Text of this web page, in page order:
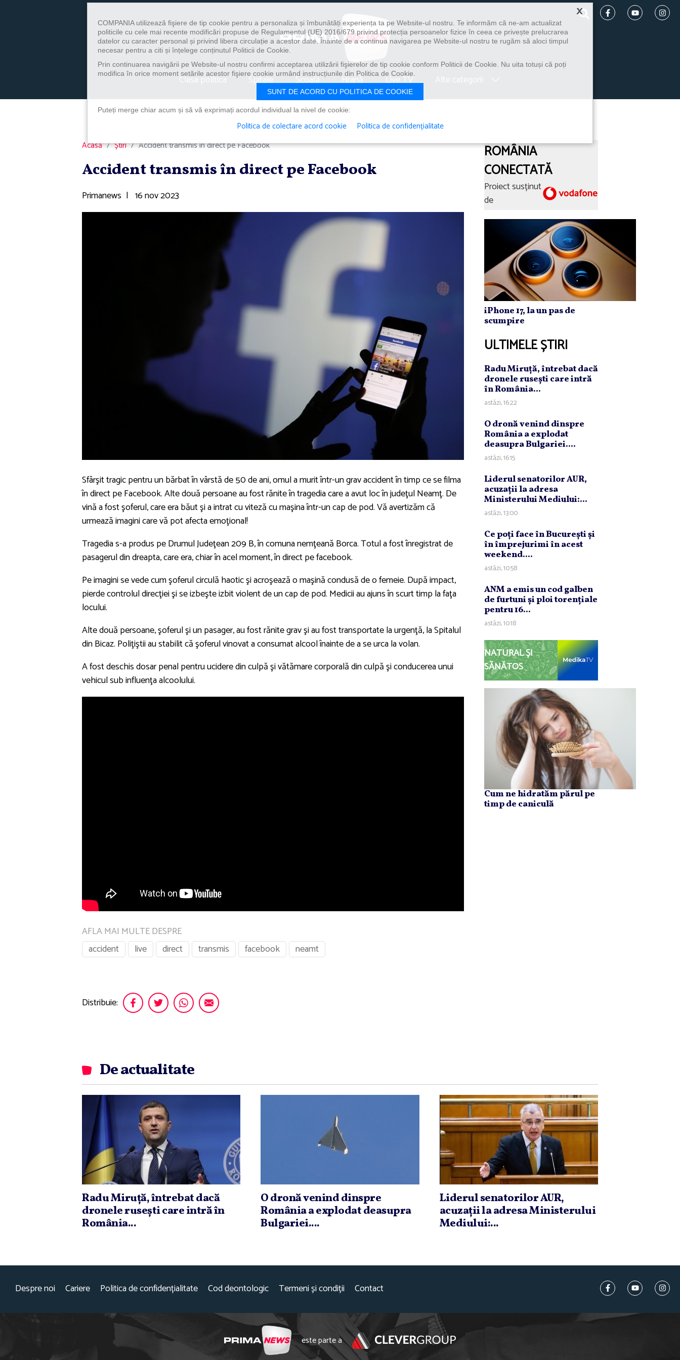
Clasa politica Spitale Școală Hrană Live TV
Acasă Știri Accident transmis în direct pe Facebook
Accident transmis în direct pe Facebook
Primanews | 16 nov 2023
Sfârşit tragic pentru un bărbat în vârstă de 50 de ani, omul a murit într-un grav accident în timp ce se filma
în direct pe Facebook. Alte două persoane au fost rănite în tragedia care a avut loc în judeţul Neamţ. De
vină a fost şoferul, care era băut şi a intrat cu viteză cu maşina într-un cap de pod. Vă avertizăm că
urmează imagini care vă pot afecta emoţional!
Tragedia s-a produs pe Drumul Judeţean 209 B, în comuna nemţeană Borca. Totul a fost înregistrat de
pasagerul din dreapta, care era, chiar în acel moment, în direct pe facebook.
Pe imagini se vede cum şoferul circulă haotic şi acroşează o maşină condusă de o femeie. După impact,
pierde controlul direcţiei şi se izbeşte izbit violent de un cap de pod. Medicii au ajuns în scurt timp la faţa
locului.
Alte două persoane, şoferul şi un pasager, au fost rănite grav şi au fost transportate la urgenţă, la Spitalul
din Bicaz. Poliţiştii au stabilit că şoferul vinovat a consumat alcool înainte de a se urca la volan.
A fost deschis dosar penal pentru ucidere din culpă şi vătămare corporală din culpă şi conducerea unui
vehicul sub influenţa alcoolului.
AFLA MAI MULTE DESPRE
accident
live direct transmis facebook neamt
Distribuie:
ROMÂNIA
CONECTATĂ
Proiect susținut
de
iPhone 17, la un pas de
scumpire
ULTIMELE ȘTIRI
Radu Miruţă, întrebat dacă
dronele ruseşti care intră
în România...
astăzi, 16:22
O dronă venind dinspre
România a explodat
deasupra Bulgariei....
astăzi, 16:15
Liderul senatorilor AUR,
acuzaţii la adresa
Ministerului Mediului:...
astăzi, 13:00
Ce poţi face în Bucureşti şi
în împrejurimi în acest
weekend....
astăzi, 10:58
ANM a emis un cod galben
de furtuni şi ploi torenţiale
pentru 16...
astăzi, 10:18
NATURAL ȘI
SĂNĂTOS
Cum ne hidratăm părul pe
timp de caniculă
De actualitate
Radu Miruţă, întrebat dacă
dronele ruseşti care intră în
România...
O dronă venind dinspre
România a explodat deasupra
Bulgariei....
Liderul senatorilor AUR,
acuzaţii la adresa Ministerului
Mediului:...
Despre noi Cariere Politica de confidențialitate Cod deontologic Termeni și condiții Contact
este parte a
×
COMPANIA utilizează fişiere de tip cookie pentru a personaliza și îmbunătăți experiența ta pe Website-ul nostru. Te informăm că ne-am actualizat
politicile cu cele mai recente modificări propuse de Regulamentul (UE) 2016/679 privind protecția persoanelor fizice în ceea ce privește prelucrarea
datelor cu caracter personal și privind libera circulație a acestor date. Înainte de a continua navigarea pe Website-ul nostru te rugăm să aloci timpul
necesar pentru a citi și înțelege conținutul Politicii de Cookie.
Prin continuarea navigării pe Website-ul nostru confirmi acceptarea utilizării fişierelor de tip cookie conform Politicii de Cookie. Nu uita totuși că poți
modifica în orice moment setările acestor fişiere cookie urmând instrucțiunile din Politica de Cookie.
SUNT DE ACORD CU POLITICA DE COOKIE
Puteți merge chiar acum și să vă exprimați acordul individual la nivel de cookie:
Politica de colectare acord cookie Politica de confidențialitate